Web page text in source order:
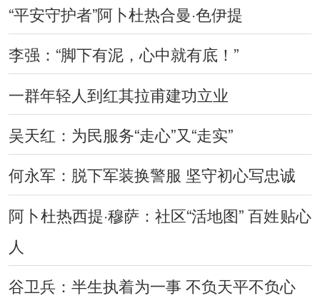
“平安守护者”阿卜杜热合曼·色伊提
李强：“脚下有泥，心中就有底！”
一群年轻人到红其拉甫建功立业
吴天红：为民服务“走心”又“走实”
何永军：脱下军装换警服 坚守初心写忠诚
阿卜杜热西提·穆萨：社区“活地图” 百姓贴心
人
谷卫兵：半生执着为一事 不负天平不负心